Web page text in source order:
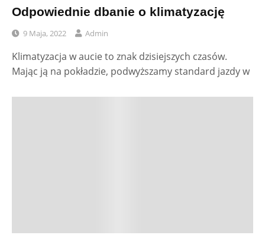
Odpowiednie dbanie o klimatyzację
9 Maja, 2022 Admin
Klimatyzacja w aucie to znak dzisiejszych czasów.
Mając ją na pokładzie, podwyższamy standard jazdy w